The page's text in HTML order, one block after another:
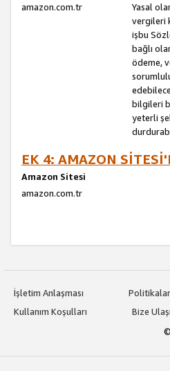
amazon.com.tr
Yasal
vergileri
işbu
bağlı
ödeme,
bilgileri
yeterli
EK 4: AMAZON
Amazon Sitesi
amazon.com.tr
İşletim Anlaşması
Kullanım Koşulları
Bize